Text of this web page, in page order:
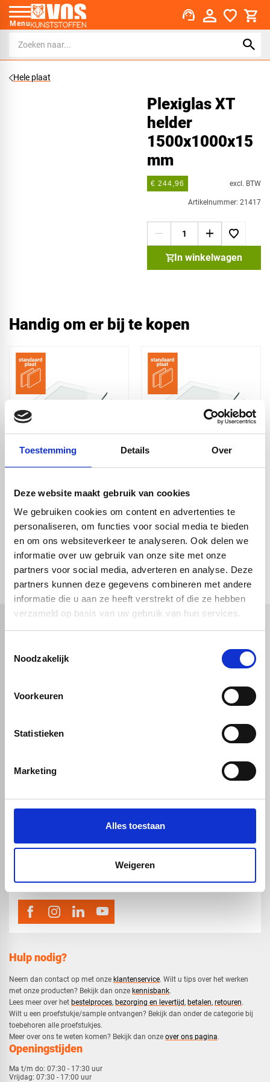
Toestemming Details Over
Deze website maakt gebruik van cookies
We gebruiken cookies om content en advertenties te
personaliseren, om functies voor social media te bieden
en om ons websiteverkeer te analyseren. Ook delen we
informatie over uw gebruik van onze site met onze
partners voor social media, adverteren en analyse. Deze
partners kunnen deze gegevens combineren met andere
informatie die u aan ze heeft verstrekt of die ze hebben
verzameld op basis van uw gebruik van hun services.
Noodzakelijk
Voorkeuren
Statistieken
Marketing
Alles toestaan
Weigeren
Menu support_agent
Hele plaat
Plexiglas XT
helder
1500x1000x15
mm
€ 244,96 excl. BTW
Artikelnummer: 21417
In winkelwagen
Handig om er bij te kopen
Plexiglas XT helder
€ 4,63
Plexiglas XT helder
€ 113,00
check_circle Vanaf€ 750,-gratis bezorgd
check_circle
check_circle2-5dagen levertijd
Kunststof voorzetramen
Kunststof platen
HPL platen
Technische kunststoffen
Hulp nodig?
Neem dan contact op met onze klantenservice. Wilt u tips over het werken
met onze producten? Bekijk dan onze kennisbank.
​Lees meer over het bestelproces, bezorging en levertijd, betalen, retouren.​
​Wilt u een proefstukje/sample ontvangen? Bekijk dan onder de categorie bij
toebehoren alle proefstukjes.
​​Meer over ons te weten komen? Bekijk dan onze over ons pagina.
Openingstijden
Ma t/m do: 07:30 - 17:30 uur
Vrijdag: 07:30 - 17:00 uur
map Veensesteeg 8, 4264 KG Veen
mail info@voskunststoffen.nl